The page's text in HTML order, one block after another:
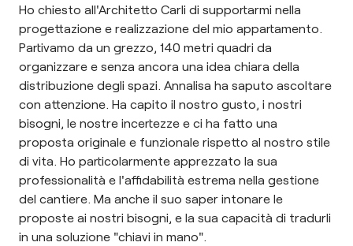
Ho chiesto all'Architetto Carli di supportarmi nella
progettazione e realizzazione del mio appartamento.
Partivamo da un grezzo, 140 metri quadri da
organizzare e senza ancora una idea chiara della
distribuzione degli spazi. Annalisa ha saputo ascoltare
con attenzione. Ha capito il nostro gusto, i nostri
bisogni, le nostre incertezze e ci ha fatto una
proposta originale e funzionale rispetto al nostro stile
di vita. Ho particolarmente apprezzato la sua
professionalità e l'affidabilità estrema nella gestione
del cantiere. Ma anche il suo saper intonare le
proposte ai nostri bisogni, e la sua capacità di tradurli
in una soluzione "chiavi in mano".